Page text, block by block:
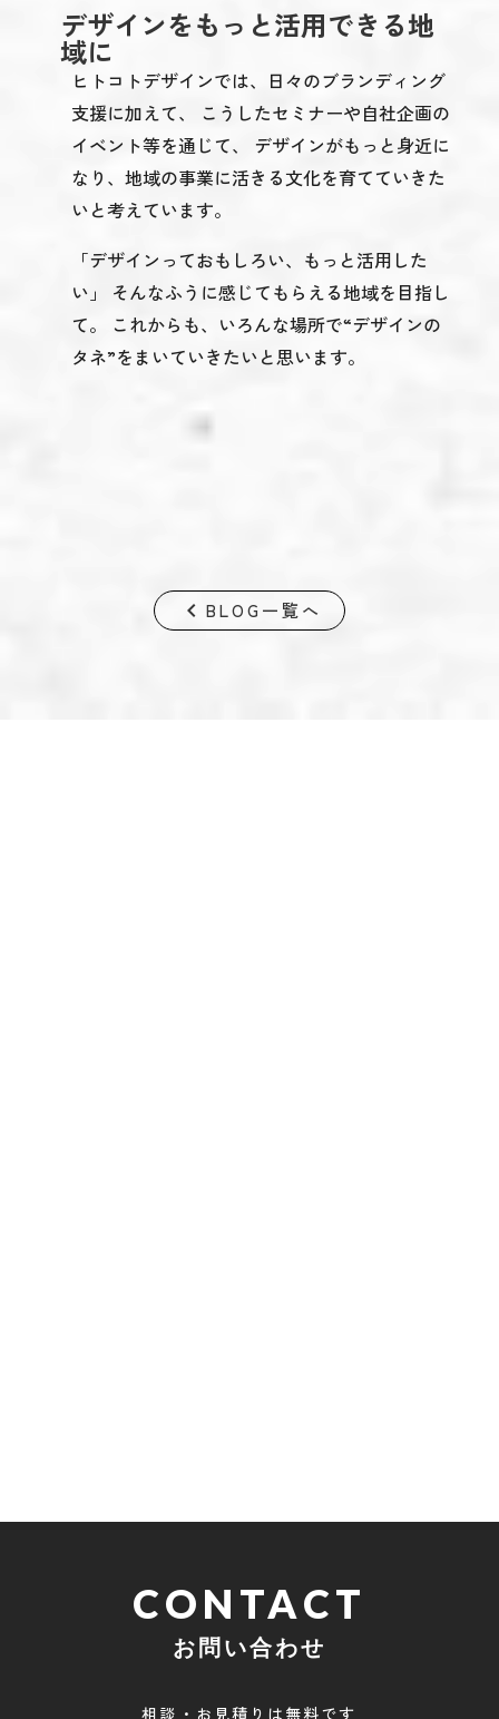
デザインをもっと活用できる地
域に
ヒトコトデザインでは、日々のブランディング
支援に加えて、 こうしたセミナーや自社企画の
イベント等を通じて、 デザインがもっと身近に
なり、地域の事業に活きる文化を育てていきた
いと考えています。
「デザインっておもしろい、もっと活用した
い」 そんなふうに感じてもらえる地域を目指し
て。 これからも、いろんな場所で“デザインの
タネ”をまいていきたいと思います。
keyboard_arrow_left BLOG一覧へ
CONTACT
お問い合わせ
相談・お見積りは無料です